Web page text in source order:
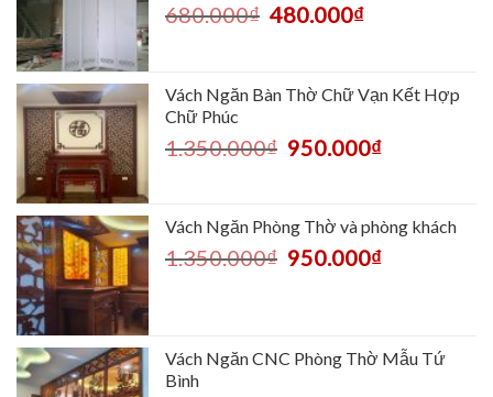
680.000₫ 480.000₫
Vách Ngăn Bàn Thờ Chữ Vạn Kết Hợp
Chữ Phúc
1.350.000₫ 950.000₫
Vách Ngăn Phòng Thờ và phòng khách
1.350.000₫ 950.000₫
Vách Ngăn CNC Phòng Thờ Mẫu Tứ
Bình